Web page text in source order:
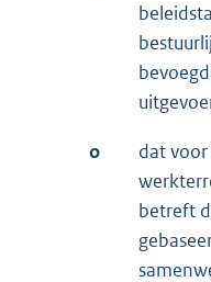
o
dat
betreft